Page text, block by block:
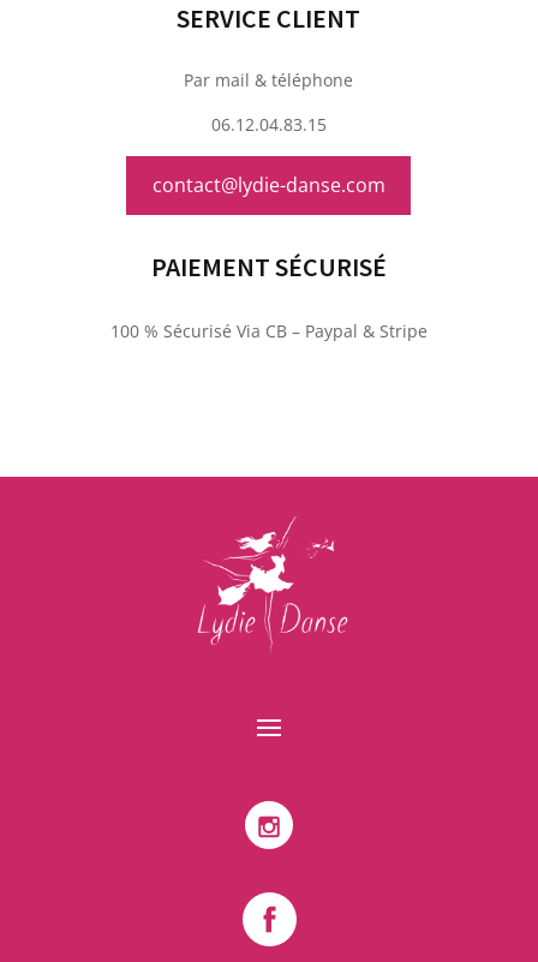
SERVICE CLIENT
Par mail & téléphone
06.12.04.83.15
contact@lydie-danse.com
PAIEMENT SÉCURISÉ
100 % Sécurisé Via CB – Paypal & Stripe